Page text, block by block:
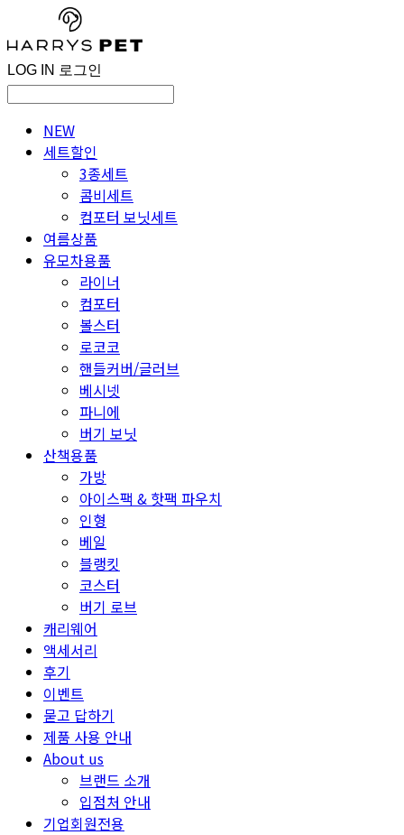
LOG IN 로그인
NEW
세트할인
3종세트
콤비세트
컴포터 보닛세트
여름상품
유모차용품
라이너
컴포터
볼스터
로코코
핸들커버/글러브
베시넷
파니에
버기 보닛
산책용품
가방
아이스팩 & 핫팩 파우치
인형
베일
블랭킷
코스터
버기 로브
캐리웨어
액세서리
후기
이벤트
묻고 답하기
제품 사용 안내
About us
브랜드 소개
입점처 안내
기업회원전용